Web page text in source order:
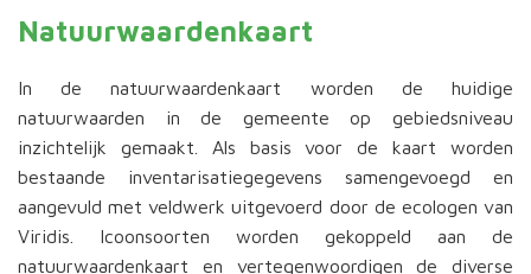
Natuurwaardenkaart
In de natuurwaardenkaart worden de huidige
natuurwaarden in de gemeente op gebiedsniveau
inzichtelijk gemaakt. Als basis voor de kaart worden
bestaande inventarisatiegegevens samengevoegd en
aangevuld met veldwerk uitgevoerd door de ecologen van
Viridis. Icoonsoorten worden gekoppeld aan de
natuurwaardenkaart en vertegenwoordigen de diverse